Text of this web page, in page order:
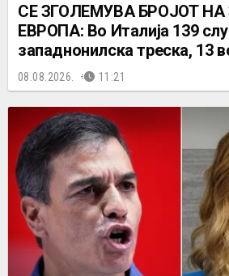
СЕ ЗГОЛЕМУВА БРОЈОТ НА
ЕВРОПА: Во Италија 139
западнонилска треска, 13
08.08.2026. 11:21